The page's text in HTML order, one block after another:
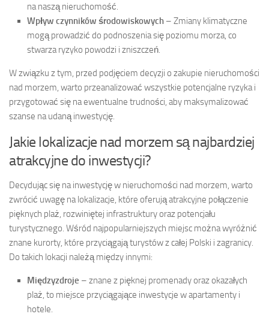
na naszą nieruchomość.
Wpływ czynników środowiskowych – Zmiany klimatyczne
mogą prowadzić do podnoszenia się poziomu morza, co
stwarza ryzyko powodzi i zniszczeń.
W związku z tym, przed podjęciem decyzji o zakupie nieruchomości
nad morzem, warto przeanalizować wszystkie potencjalne ryzyka i
przygotować się na ewentualne trudności, aby maksymalizować
szanse na udaną inwestycję.
Jakie lokalizacje nad morzem są najbardziej
atrakcyjne do inwestycji?
Decydując się na inwestycję w nieruchomości nad morzem, warto
zwrócić uwagę na lokalizacje, które oferują atrakcyjne połączenie
pięknych plaż, rozwiniętej infrastruktury oraz potencjału
turystycznego. Wśród najpopularniejszych miejsc można wyróżnić
znane kurorty, które przyciągają turystów z całej Polski i zagranicy.
Do takich lokacji należą między innymi:
Międzyzdroje – znane z pięknej promenady oraz okazałych
plaż, to miejsce przyciągające inwestycje w apartamenty i
hotele.